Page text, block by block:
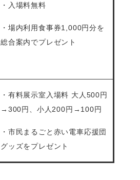
・入場料無料
・場内利用食事券1,000円分を
総合案内でプレゼント
・有料展示室入場料 大人500円
→300円、小人200円→100円
・市民まるごと赤い電車応援団
グッズをプレゼント